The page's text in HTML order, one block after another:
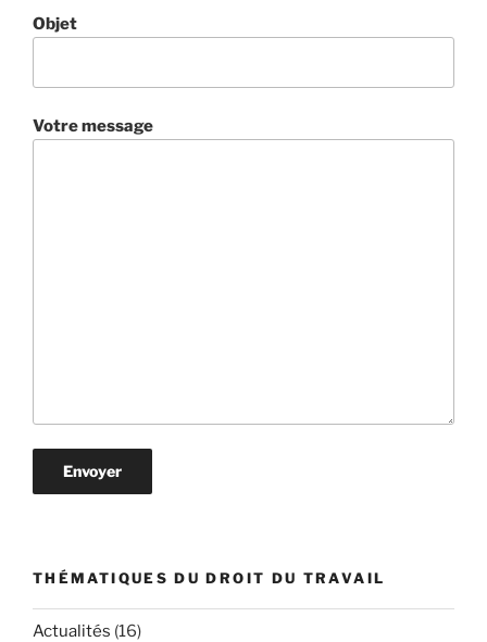
Objet
Votre message
THÉMATIQUES DU DROIT DU TRAVAIL
Actualités (16)